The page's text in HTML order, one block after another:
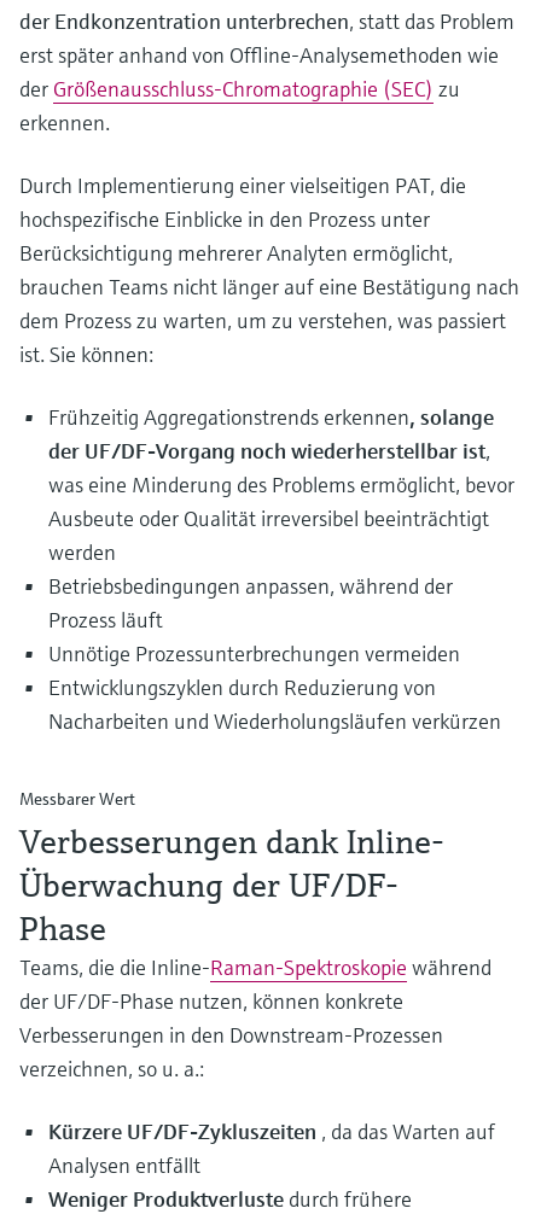
der Endkonzentration unterbrechen, statt das Problem
erst später anhand von Offline-Analysemethoden wie
der Größenausschluss-Chromatographie (SEC) zu
erkennen.
Durch Implementierung einer vielseitigen PAT, die
hochspezifische Einblicke in den Prozess unter
Berücksichtigung mehrerer Analyten ermöglicht,
brauchen Teams nicht länger auf eine Bestätigung nach
dem Prozess zu warten, um zu verstehen, was passiert
ist. Sie können:
Frühzeitig Aggregationstrends erkennen, solange
der UF/DF-Vorgang noch wiederherstellbar ist,
was eine Minderung des Problems ermöglicht, bevor
Ausbeute oder Qualität irreversibel beeinträchtigt
werden
Betriebsbedingungen anpassen, während der
Prozess läuft
Unnötige Prozessunterbrechungen vermeiden
Entwicklungszyklen durch Reduzierung von
Nacharbeiten und Wiederholungsläufen verkürzen
Messbarer Wert
Verbesserungen dank Inline-
Überwachung der UF/DF-
Phase
Teams, die die Inline-Raman-Spektroskopie während
der UF/DF-Phase nutzen, können konkrete
Verbesserungen in den Downstream-Prozessen
verzeichnen, so u. a.:
Kürzere UF/DF-Zykluszeiten , da das Warten auf
Analysen entfällt
Weniger Produktverluste durch frühere